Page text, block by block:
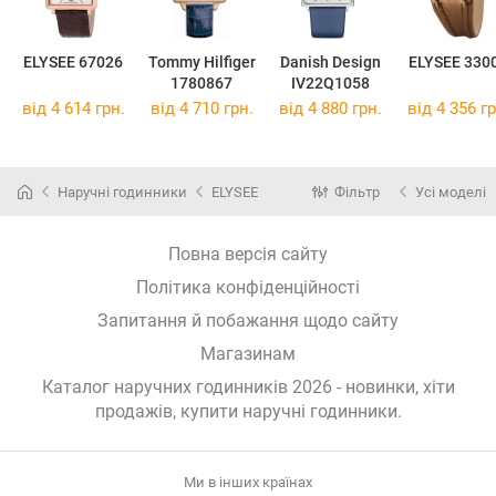
ELYSEE 67026
Tommy Hilfiger
1780867
Danish Design
IV22Q1058
ELYSEE
від 4 614 грн. від 4 710 грн. від 4 880 грн. від 4 356
Наручні годинники ELYSEE Фільтр Усі моделі
Повна версія сайту
Політика конфіденційності
Запитання й побажання щодо сайту
Магазинам
Каталог наручних годинників 2026 - новинки, хіти
продажів, купити наручні годинники.
Ми в інших країнах